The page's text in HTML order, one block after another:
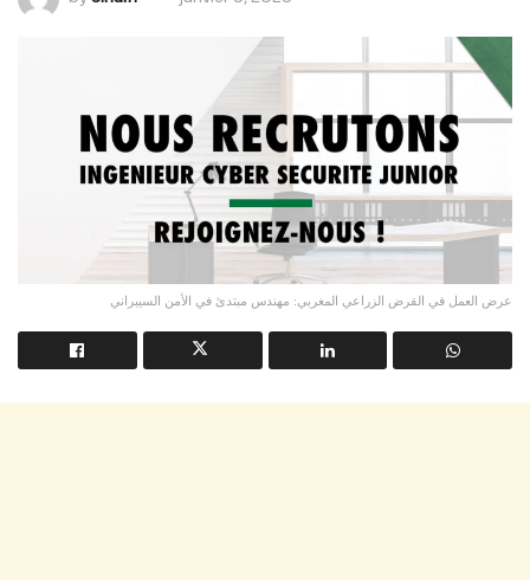
عرض العمل في القرض الزراعي المغربي: مهندس مبتدئ في الأمن السيبراني